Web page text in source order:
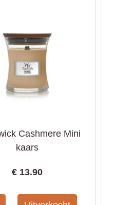
Cashmere Mini
kaars
€ 13.90